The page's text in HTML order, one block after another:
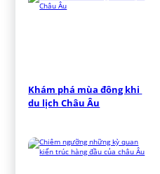
Khám phá mùa đông khi
du lịch Châu Âu